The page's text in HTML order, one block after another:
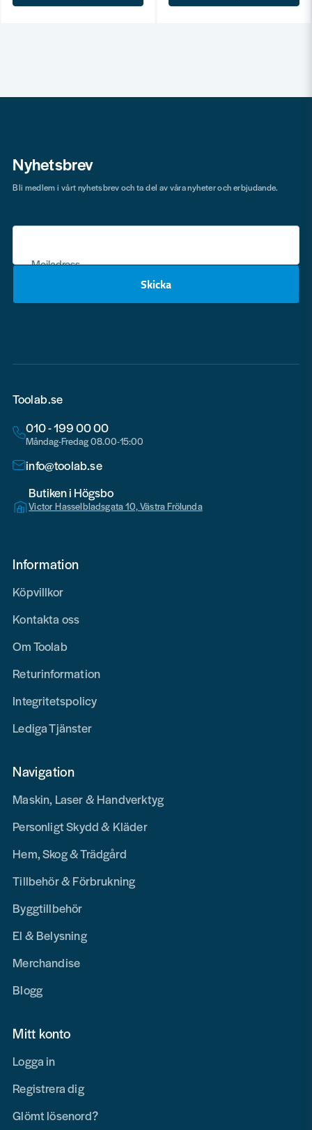
Nyhetsbrev
Mejladress
Skicka
Bli medlem i vårt nyhetsbrev och ta del av våra nyheter och erbjudande.
Toolab.se
010 - 199 00 00
Måndag-Fredag 08.00-15:00
info@toolab.se
Butiken i Högsbo
Victor Hasselbladsgata 10, Västra Frölunda
Information
Köpvillkor
Kontakta oss
Om Toolab
Returinformation
Integritetspolicy
Lediga Tjänster
Navigation
Maskin, Laser & Handverktyg
Personligt Skydd & Kläder
Hem, Skog & Trädgård
Tillbehör & Förbrukning
Byggtillbehör
El & Belysning
Merchandise
Blogg
Mitt konto
Logga in
Registrera dig
Glömt lösenord?